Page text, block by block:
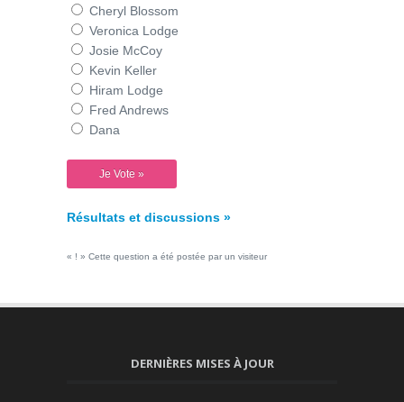
Cheryl Blossom
Veronica Lodge
Josie McCoy
Kevin Keller
Hiram Lodge
Fred Andrews
Dana
Résultats et discussions »
« ! » Cette question a été postée par un visiteur
DERNIÈRES MISES À JOUR